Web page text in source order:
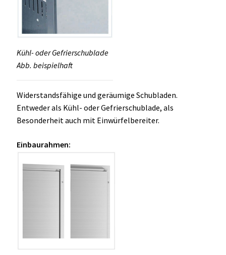
Kühl- oder Gefrierschublade
Abb. beispielhaft
Widerstandsfähige und geräumige Schubladen.
Entweder als Kühl- oder Gefrierschublade, als
Besonderheit auch mit Einwürfelbereiter.
Einbaurahmen: